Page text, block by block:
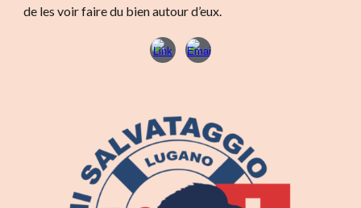
de les voir faire du bien autour d’eux.